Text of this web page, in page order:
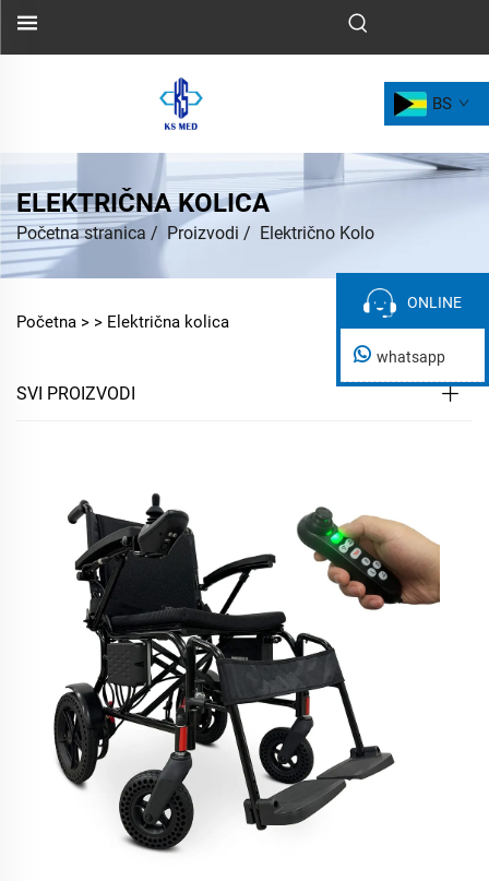
BS
ELEKTRIČNA KOLICA
Početna stranica / Proizvodi / Električno Kolo
Početna > > Električna kolica
SVI PROIZVODI
ONLINE
ONLINE
whatsapp